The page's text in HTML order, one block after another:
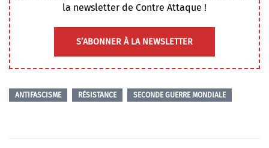
la newsletter de Contre Attaque !
S’ABONNER À LA NEWSLETTER
ANTIFASCISME RÉSISTANCE SECONDE GUERRE MONDIALE